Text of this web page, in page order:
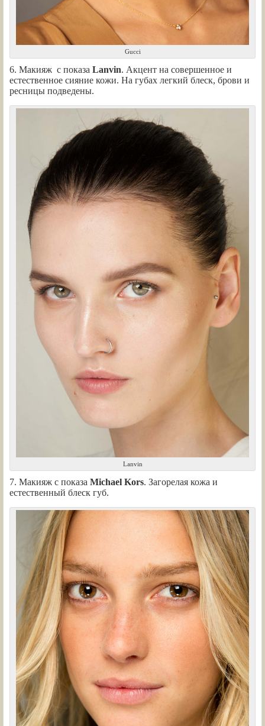
Gucci
6. Макияж с показа Lanvin. Акцент на совершенное и
естественное сияние кожи. На губах легкий блеск, брови и
ресницы подведены.
Lanvin
7. Макияж с показа Michael Kors. Загорелая кожа и
естественный блеск губ.